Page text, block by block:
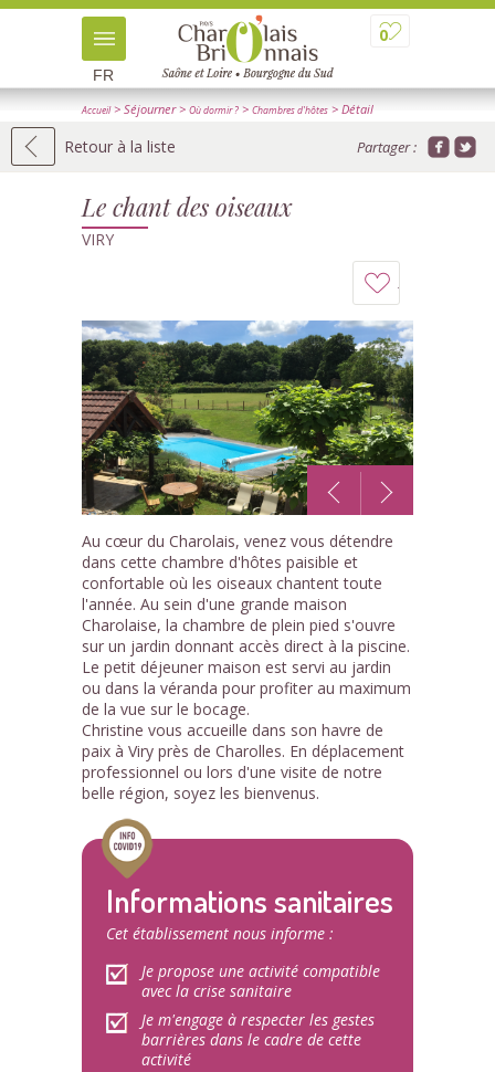
0
FR
Accueil> Séjourner> Où dormir ? > Chambres d'hôtes > Détail
Retour à la liste Partager :
Le chant des oiseaux
VIRY
à
mon
carnet
1 /13
Au cœur du Charolais, venez vous détendre
dans cette chambre d'hôtes paisible et
confortable où les oiseaux chantent toute
l'année. Au sein d'une grande maison
Charolaise, la chambre de plein pied s'ouvre
sur un jardin donnant accès direct à la piscine.
Le petit déjeuner maison est servi au jardin
ou dans la véranda pour profiter au maximum
de la vue sur le bocage.
Christine vous accueille dans son havre de
paix à Viry près de Charolles. En déplacement
professionnel ou lors d'une visite de notre
belle région, soyez les bienvenus.
Informations sanitaires
Cet établissement nous informe :
Je propose une activité compatible
avec la crise sanitaire
Je m'engage à respecter les gestes
barrières dans le cadre de cette
activité